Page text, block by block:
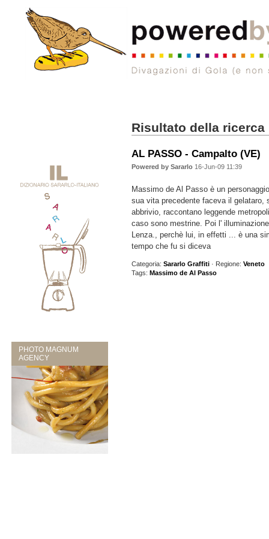
PHOTO MAGNUM
AGENCY
Risultato della ricerca
AL PASSO - Campalto (VE)
Powered by Sararlo 16-Jun-09 11:39
Massimo de Al Passo è un
sua vita precedente faceva il gelataro,
abbrivio, raccontano leggende
caso sono mestrine. Poi l'
Lenza., perchè lui, in effetti ... è una
tempo che fu si diceva
Categoria:Sararlo Graffiti · Regione:Veneto
Tags: Massimo de Al Passo